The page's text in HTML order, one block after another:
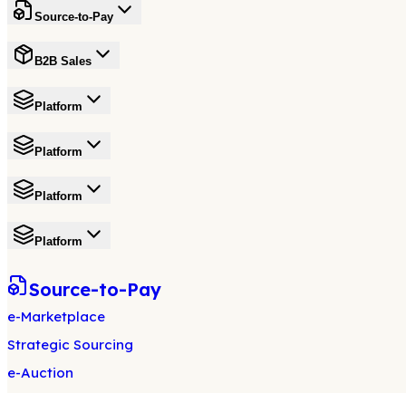
Source-to-Pay
B2B Sales
Platform
Platform
Platform
Platform
Source-to-Pay
e-Marketplace
Strategic Sourcing
e-Auction